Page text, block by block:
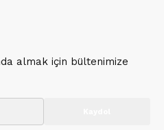
almak için bültenimize